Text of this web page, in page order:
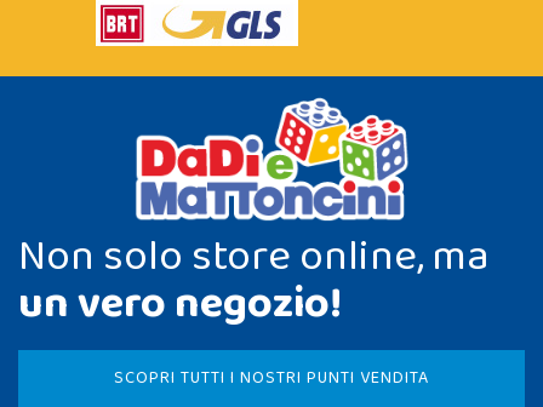
Non solo store online, ma
un vero negozio!
SCOPRI TUTTI I NOSTRI PUNTI VENDITA